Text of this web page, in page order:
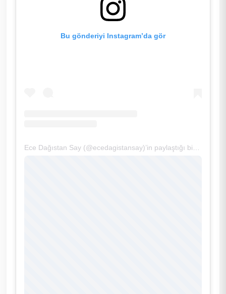
Bu gönderiyi Instagram’da gör